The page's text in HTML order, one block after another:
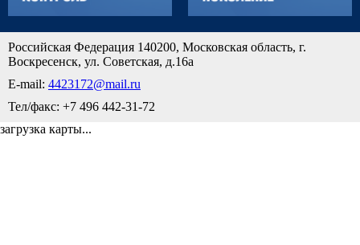
Российская Федерация 140200, Московская область, г.
Воскресенск, ул. Советская, д.16а
E-mail: 4423172@mail.ru
Тел/факс: +7 496 442-31-72
загрузка карты...